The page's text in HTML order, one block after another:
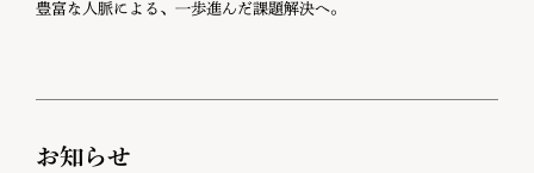
豊富な人脈による、一歩進んだ課題解決へ。
お知らせ